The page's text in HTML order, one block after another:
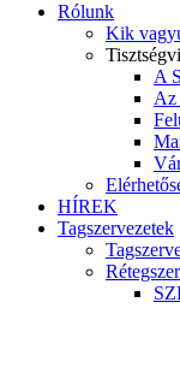
Rólunk
Kik
A
Az
HÍREK
Tagszervezetek